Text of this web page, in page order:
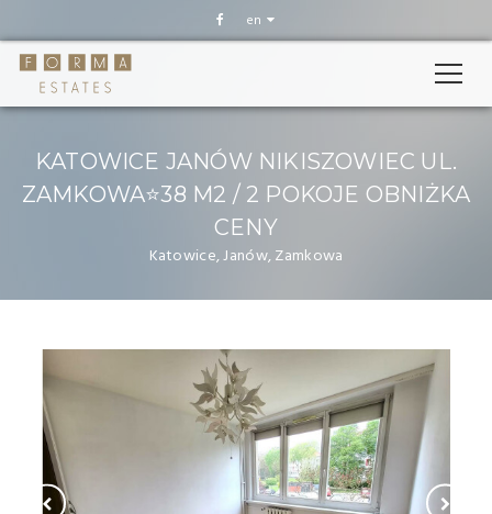
en
KATOWICE JANÓW NIKISZOWIEC UL.
ZAMKOWA⭐38 M2 / 2 POKOJE OBNIŻKA
CENY
Katowice, Janów, Zamkowa